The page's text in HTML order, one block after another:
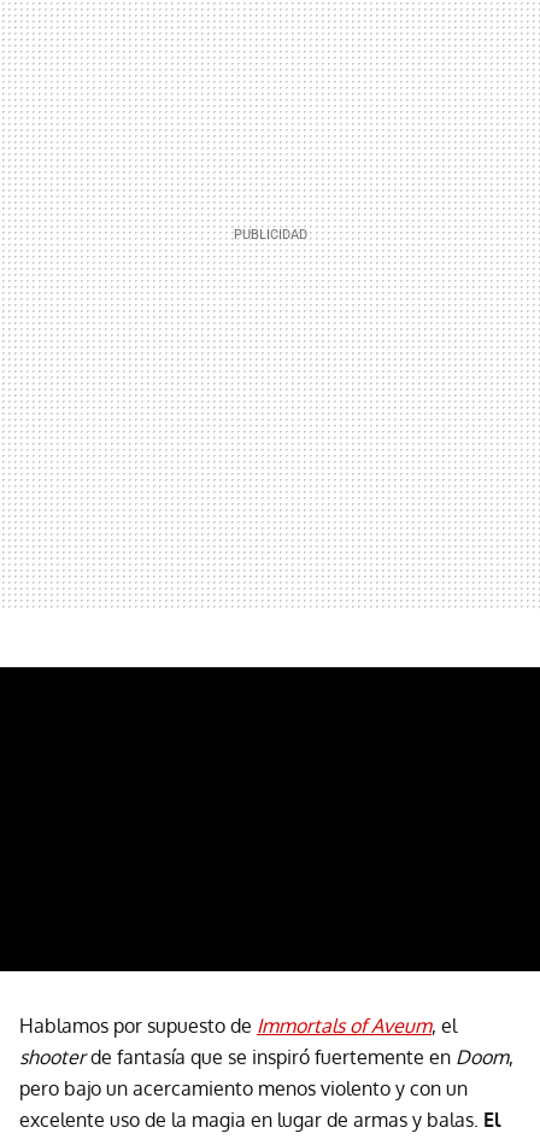
Hablamos por supuesto de Immortals of Aveum, el
shooterde fantasía que se inspiró fuertemente en Doom,
pero bajo un acercamiento menos violento y con un
excelente uso de la magia en lugar de armas y balas. El